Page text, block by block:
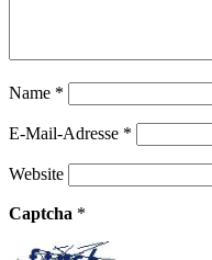
Name *
E-Mail-Adresse *
Website
Captcha *